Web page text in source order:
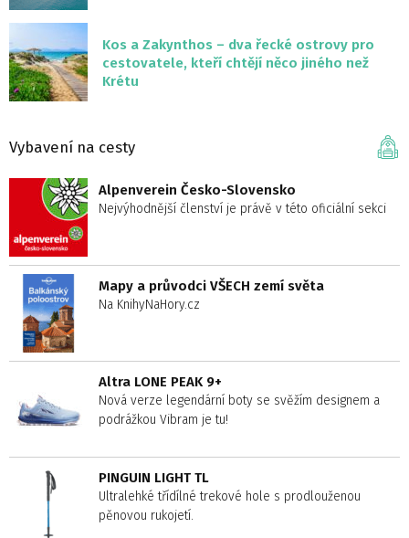
Kos a Zakynthos – dva řecké ostrovy pro
cestovatele, kteří chtějí něco jiného než
Krétu
Vybavení na cesty
Alpenverein Česko-Slovensko
Nejvýhodnější členství je právě v této oficiální sekci
Mapy a průvodci VŠECH zemí světa
Na KnihyNaHory.cz
Altra LONE PEAK 9+
Nová verze legendární boty se svěžím designem a
podrážkou Vibram je tu!
PINGUIN LIGHT TL
Ultralehké třídílné trekové hole s prodlouženou
pěnovou rukojetí.